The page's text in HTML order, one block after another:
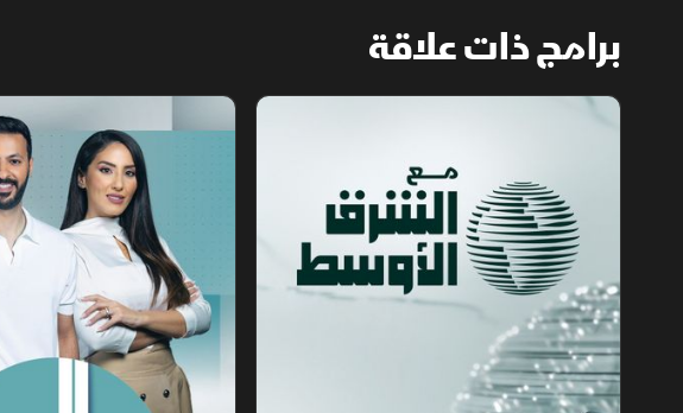
برامج ذات علاقة
مع الشرق الأوسط الخبر الآخر